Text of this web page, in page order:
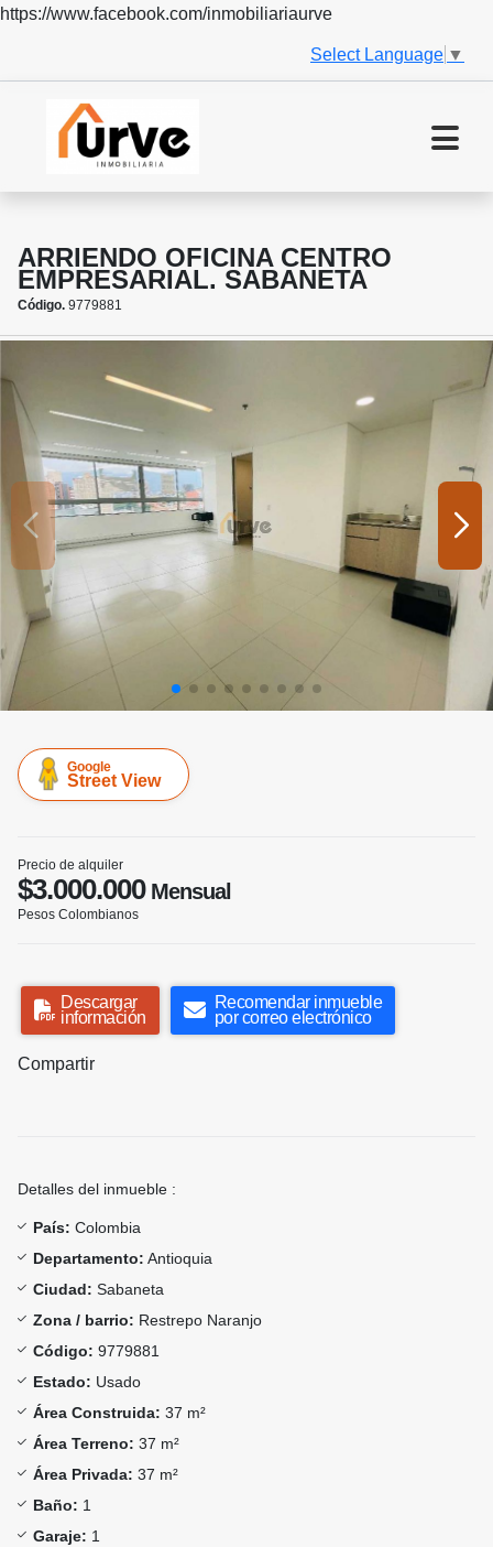
https://www.facebook.com/inmobiliariaurve
Select Language ▼
ARRIENDO OFICINA CENTRO
EMPRESARIAL. SABANETA
Código. 9779881
Google
Street View
Precio de alquiler
$3.000.000Mensual
Pesos Colombianos
Descargar
información
Recomendar inmueble
por correo electrónico
Compartir
Detalles del inmueble :
País: Colombia
Departamento: Antioquia
Ciudad: Sabaneta
Zona / barrio: Restrepo Naranjo
Código: 9779881
Estado: Usado
Área Construida: 37 m²
Área Terreno: 37 m²
Área Privada: 37 m²
Baño: 1
Garaje: 1